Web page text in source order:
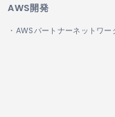
AWS開発
・AWSパートナーネットワー